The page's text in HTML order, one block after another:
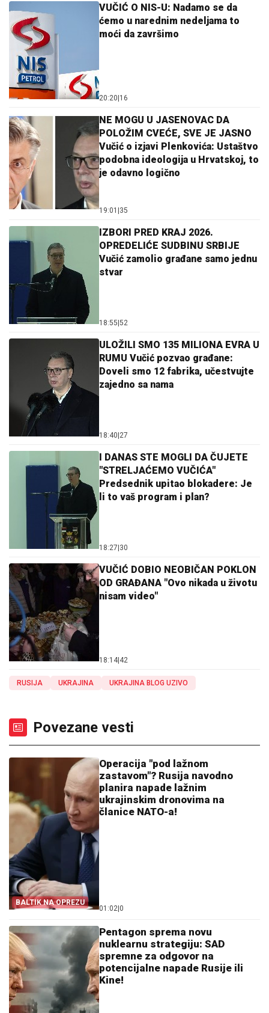
VUČIĆ O NIS-U: Nadamo se da
ćemo u narednim nedeljama to
moći da završimo
20:20 16
NE MOGU U JASENOVAC DA
POLOŽIM CVEĆE, SVE JE JASNO
Vučić o izjavi Plenkovića: Ustaštvo
podobna ideologija u Hrvatskoj, to
je odavno logično
19:01 35
IZBORI PRED KRAJ 2026.
OPREDELIĆE SUDBINU SRBIJE
Vučić zamolio građane samo jednu
stvar
18:55 52
ULOŽILI SMO 135 MILIONA EVRA U
RUMU Vučić pozvao građane:
Doveli smo 12 fabrika, učestvujte
zajedno sa nama
18:40 27
I DANAS STE MOGLI DA ČUJETE
"STRELJAĆEMO VUČIĆA"
Predsednik upitao blokadere: Je
li to vaš program i plan?
18:27 30
VUČIĆ DOBIO NEOBIČAN POKLON
OD GRAĐANA "Ovo nikada u životu
nisam video"
18:14 42
RUSIJA UKRAJINA UKRAJINA BLOG UZIVO
Povezane vesti
BALTIK NA OPREZU
Operacija "pod lažnom
zastavom"? Rusija navodno
planira napade lažnim
ukrajinskim dronovima na
članice NATO-a!
01:02 0
Pentagon sprema novu
nuklearnu strategiju: SAD
spremne za odgovor na
potencijalne napade Rusije ili
Kine!